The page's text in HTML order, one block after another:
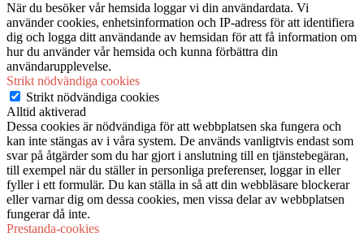
När du besöker vår hemsida loggar vi din användardata. Vi
använder cookies, enhetsinformation och IP-adress för att identifiera
dig och logga ditt användande av hemsidan för att få information om
hur du använder vår hemsida och kunna förbättra din
användarupplevelse.
Strikt nödvändiga cookies
Strikt nödvändiga cookies
Alltid aktiverad
Dessa cookies är nödvändiga för att webbplatsen ska fungera och
kan inte stängas av i våra system. De används vanligtvis endast som
svar på åtgärder som du har gjort i anslutning till en tjänstebegäran,
till exempel när du ställer in personliga preferenser, loggar in eller
fyller i ett formulär. Du kan ställa in så att din webbläsare blockerar
eller varnar dig om dessa cookies, men vissa delar av webbplatsen
fungerar då inte.
Prestanda-cookies